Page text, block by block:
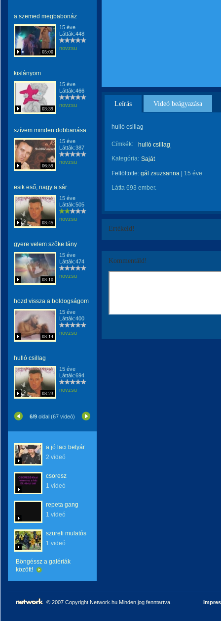
a szemed megbabonáz
05:00
15 éve
Látták:448
novzsu
kislányom
03:39
15 éve
Látták:466
novzsu
szívem minden dobbanása
06:59
15 éve
Látták:387
novzsu
esik eső, nagy a sár
03:45
15 éve
Látták:505
novzsu
gyere velem szőke lány
03:10
15 éve
Látták:474
novzsu
hozd vissza a boldogságom
03:14
15 éve
Látták:400
novzsu
hulló csillag
03:23
15 éve
Látták:694
novzsu
6/9 oldal (67 videó)
a jó laci betyár
2 videó
csoresz
1 videó
repeta gang
1 videó
szüreti mulatós
1 videó
Böngéssz a galériák
között!
Leírás Videó beágyazása
hulló csillag
Címkék:
hulló csillag
Kategória: Saját
Feltöltötte: gál zsuzsanna 15 éve
Látta 693 ember.
Értékeld!
Kommentáld!
© 2007 Copyright Network.hu Minden jog fenntartva.